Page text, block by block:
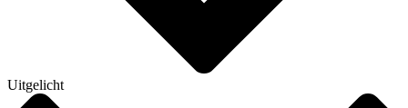
Uitgelicht